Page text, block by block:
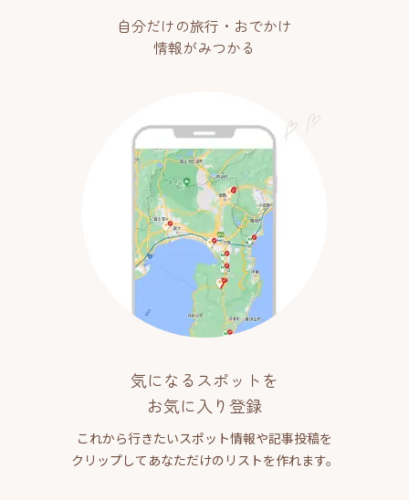
自分だけの旅行・おでかけ
情報がみつかる
気になるスポットを
お気に入り登録
これから行きたいスポット情報や記事投稿を
クリップしてあなただけのリストを作れます。